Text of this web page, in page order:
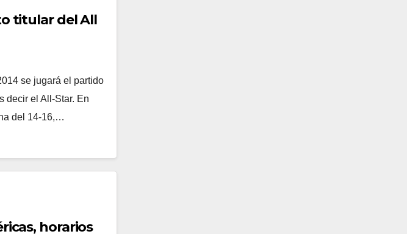
titular del All
se jugará el partido
decir el All-Star. En
del 14-16,…
horarios